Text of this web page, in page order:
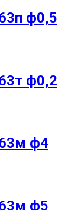
ф0,5
ф0,2
ф4
ф5